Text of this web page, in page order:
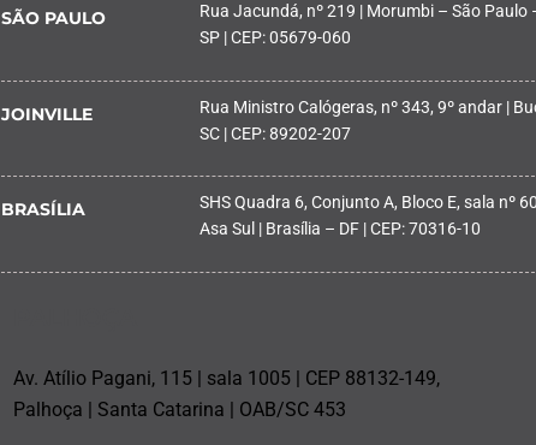
SÃO PAULO
Rua Jacundá, nº 219 | Morumbi – São Paulo
SP | CEP: 05679-060
JOINVILLE
Rua Ministro Calógeras, nº 343, 9º andar |
SC | CEP: 89202-207
BRASÍLIA
SHS Quadra 6, Conjunto A, Bloco E, sala nº
Asa Sul | Brasília – DF | CEP: 70316-10
Av. Atílio Pagani, 115 | sala 1005 | CEP 88132-149,
Palhoça | Santa Catarina | OAB/SC 453